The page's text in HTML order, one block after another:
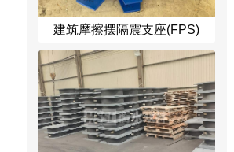
建筑摩擦摆隔震支座(FPS)